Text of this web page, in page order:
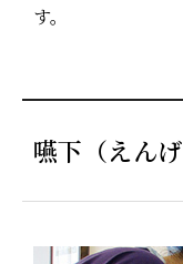
す。
嚥下（えん